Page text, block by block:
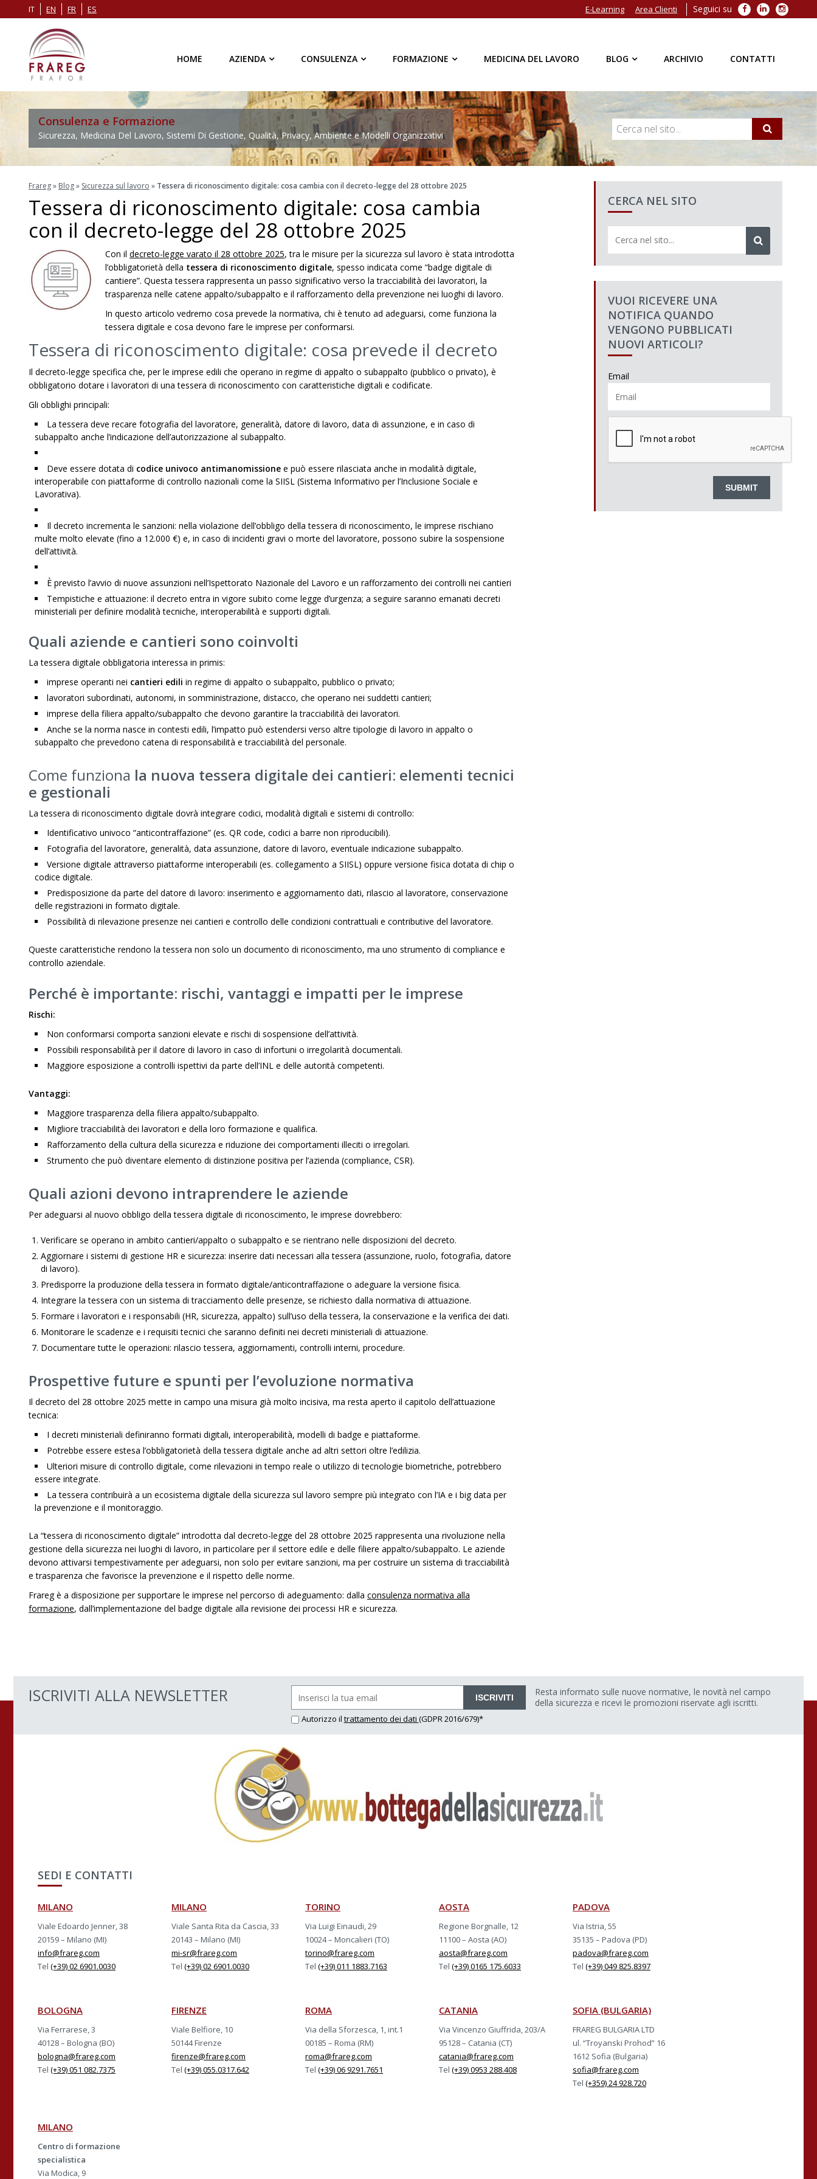
IT EN FR ES Seguici su Facebook
LinkedIn
E-Learning Area Clienti
HOME AZIENDA CONSULENZA FORMAZIONE MEDICINA DEL LAVORO BLOG ARCHIVIO CONTATTI
Consulenza e Formazione
Sicurezza, Medicina Del Lavoro, Sistemi Di Gestione, Qualità, Privacy, Ambiente e Modelli Organizzativi
Frareg» Blog» Sicurezza sul lavoro » Tessera di riconoscimento digitale: cosa cambia con il decreto-legge del 28 ottobre 2025
Tessera di riconoscimento digitale: cosa cambia
con il decreto-legge del 28 ottobre 2025
Con il decreto-legge varato il 28 ottobre 2025, tra le misure per la sicurezza sul lavoro è stata introdotta
l’obbligatorietà della tessera di riconoscimento digitale, spesso indicata come “badge digitale di
cantiere”. Questa tessera rappresenta un passo significativo verso la tracciabilità dei lavoratori, la
trasparenza nelle catene appalto/subappalto e il rafforzamento della prevenzione nei luoghi di lavoro.
In questo articolo vedremo cosa prevede la normativa, chi è tenuto ad adeguarsi, come funziona la
tessera digitale e cosa devono fare le imprese per conformarsi.
Tessera di riconoscimento digitale: cosa prevede il decreto
Il decreto-legge specifica che, per le imprese edili che operano in regime di appalto o subappalto (pubblico o privato), è
obbligatorio dotare i lavoratori di una tessera di riconoscimento con caratteristiche digitali e codificate.
Gli obblighi principali:
La tessera deve recare fotografia del lavoratore, generalità, datore di lavoro, data di assunzione, e in caso di
subappalto anche l’indicazione dell’autorizzazione al subappalto.
Deve essere dotata di codice univoco antimanomissione e può essere rilasciata anche in modalità digitale,
interoperabile con piattaforme di controllo nazionali come la SIISL (Sistema Informativo per l’Inclusione Sociale e
Lavorativa).
Il decreto incrementa le sanzioni: nella violazione dell’obbligo della tessera di riconoscimento, le imprese rischiano
multe molto elevate (fino a 12.000 €) e, in caso di incidenti gravi o morte del lavoratore, possono subire la sospensione
dell’attività.
È previsto l’avvio di nuove assunzioni nell’Ispettorato Nazionale del Lavoro e un rafforzamento dei controlli nei cantieri
Tempistiche e attuazione: il decreto entra in vigore subito come legge d’urgenza; a seguire saranno emanati decreti
ministeriali per definire modalità tecniche, interoperabilità e supporti digitali.
Quali aziende e cantieri sono coinvolti
La tessera digitale obbligatoria interessa in primis:
imprese operanti nei cantieri edili in regime di appalto o subappalto, pubblico o privato;
lavoratori subordinati, autonomi, in somministrazione, distacco, che operano nei suddetti cantieri;
imprese della filiera appalto/subappalto che devono garantire la tracciabilità dei lavoratori.
Anche se la norma nasce in contesti edili, l’impatto può estendersi verso altre tipologie di lavoro in appalto o
subappalto che prevedono catena di responsabilità e tracciabilità del personale.
Come funziona la nuova tessera digitale dei cantieri: elementi tecnici
e gestionali
La tessera di riconoscimento digitale dovrà integrare codici, modalità digitali e sistemi di controllo:
Identificativo univoco “anticontraffazione” (es. QR code, codici a barre non riproducibili).
Fotografia del lavoratore, generalità, data assunzione, datore di lavoro, eventuale indicazione subappalto.
Versione digitale attraverso piattaforme interoperabili (es. collegamento a SIISL) oppure versione fisica dotata di chip o
codice digitale.
Predisposizione da parte del datore di lavoro: inserimento e aggiornamento dati, rilascio al lavoratore, conservazione
delle registrazioni in formato digitale.
Possibilità di rilevazione presenze nei cantieri e controllo delle condizioni contrattuali e contributive del lavoratore.
Queste caratteristiche rendono la tessera non solo un documento di riconoscimento, ma uno strumento di compliance e
controllo aziendale.
Perché è importante: rischi, vantaggi e impatti per le imprese
Rischi:
Non conformarsi comporta sanzioni elevate e rischi di sospensione dell’attività.
Possibili responsabilità per il datore di lavoro in caso di infortuni o irregolarità documentali.
Maggiore esposizione a controlli ispettivi da parte dell’INL e delle autorità competenti.
Vantaggi:
Maggiore trasparenza della filiera appalto/subappalto.
Migliore tracciabilità dei lavoratori e della loro formazione e qualifica.
Rafforzamento della cultura della sicurezza e riduzione dei comportamenti illeciti o irregolari.
Strumento che può diventare elemento di distinzione positiva per l’azienda (compliance, CSR).
Quali azioni devono intraprendere le aziende
Per adeguarsi al nuovo obbligo della tessera digitale di riconoscimento, le imprese dovrebbero:
Verificare se operano in ambito cantieri/appalto o subappalto e se rientrano nelle disposizioni del decreto.
Aggiornare i sistemi di gestione HR e sicurezza: inserire dati necessari alla tessera (assunzione, ruolo, fotografia, datore
di lavoro).
Predisporre la produzione della tessera in formato digitale/anticontraffazione o adeguare la versione fisica.
Integrare la tessera con un sistema di tracciamento delle presenze, se richiesto dalla normativa di attuazione.
Formare i lavoratori e i responsabili (HR, sicurezza, appalto) sull’uso della tessera, la conservazione e la verifica dei dati.
Monitorare le scadenze e i requisiti tecnici che saranno definiti nei decreti ministeriali di attuazione.
Documentare tutte le operazioni: rilascio tessera, aggiornamenti, controlli interni, procedure.
Prospettive future e spunti per l’evoluzione normativa
Il decreto del 28 ottobre 2025 mette in campo una misura già molto incisiva, ma resta aperto il capitolo dell’attuazione
tecnica:
I decreti ministeriali definiranno formati digitali, interoperabilità, modelli di badge e piattaforme.
Potrebbe essere estesa l’obbligatorietà della tessera digitale anche ad altri settori oltre l’edilizia.
Ulteriori misure di controllo digitale, come rilevazioni in tempo reale o utilizzo di tecnologie biometriche, potrebbero
essere integrate.
La tessera contribuirà a un ecosistema digitale della sicurezza sul lavoro sempre più integrato con l’IA e i big data per
la prevenzione e il monitoraggio.
La “tessera di riconoscimento digitale” introdotta dal decreto-legge del 28 ottobre 2025 rappresenta una rivoluzione nella
gestione della sicurezza nei luoghi di lavoro, in particolare per il settore edile e delle filiere appalto/subappalto. Le aziende
devono attivarsi tempestivamente per adeguarsi, non solo per evitare sanzioni, ma per costruire un sistema di tracciabilità
e trasparenza che favorisce la prevenzione e il rispetto delle norme.
Frareg è a disposizione per supportare le imprese nel percorso di adeguamento: dalla consulenza normativa alla
formazione, dall’implementazione del badge digitale alla revisione dei processi HR e sicurezza.
CERCA NEL SITO
VUOI RICEVERE UNA
NOTIFICA QUANDO
VENGONO PUBBLICATI
NUOVI ARTICOLI?
Email
ISCRIVITI ALLA NEWSLETTER ISCRIVITI
Autorizzo il trattamento dei dati (GDPR 2016/679)*
Resta informato sulle nuove normative, le novità nel campo
della sicurezza e ricevi le promozioni riservate agli iscritti.
SEDI E CONTATTI
MILANO
Viale Edoardo Jenner, 38
20159 – Milano (MI)
info@frareg.com
Tel (+39) 02 6901.0030
MILANO
Viale Santa Rita da Cascia, 33
20143 – Milano (MI)
mi-sr@frareg.com
Tel (+39) 02 6901.0030
TORINO
Via Luigi Einaudi, 29
10024 – Moncalieri (TO)
torino@frareg.com
Tel (+39) 011 1883.7163
AOSTA
Regione Borgnalle, 12
11100 – Aosta (AO)
aosta@frareg.com
Tel (+39) 0165 175.6033
PADOVA
Via Istria, 55
35135 – Padova (PD)
padova@frareg.com
Tel (+39) 049 825.8397
BOLOGNA
Via Ferrarese, 3
40128 – Bologna (BO)
bologna@frareg.com
Tel (+39) 051 082.7375
FIRENZE
Viale Belfiore, 10
50144 Firenze
firenze@frareg.com
Tel (+39) 055.0317.642
ROMA
Via della Sforzesca, 1, int.1
00185 – Roma (RM)
roma@frareg.com
Tel (+39) 06 9291.7651
CATANIA
Via Vincenzo Giuffrida, 203/A
95128 – Catania (CT)
catania@frareg.com
Tel (+39) 0953 288.408
SOFIA (BULGARIA)
FRAREG BULGARIA LTD
ul. “Troyanski Prohod” 16
1612 Sofia (Bulgaria)
sofia@frareg.com
Tel (+359) 24 928.720
MILANO
Centro di formazione
specialistica
Via Modica, 9